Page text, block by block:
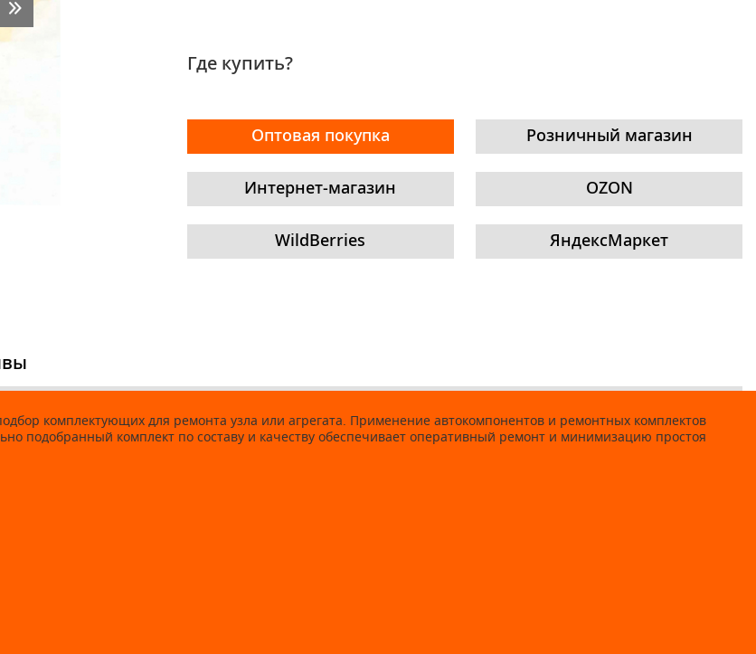
Где купить?
Оптовая покупка Розничный магазин
Интернет-магазин OZON
WildBerries ЯндексМаркет
комплектующих для ремонта узла или агрегата. Применение автокомпонентов и ремонтных комплектов
подобранный комплект по составу и качеству обеспечивает оперативный ремонт и минимизацию простоя